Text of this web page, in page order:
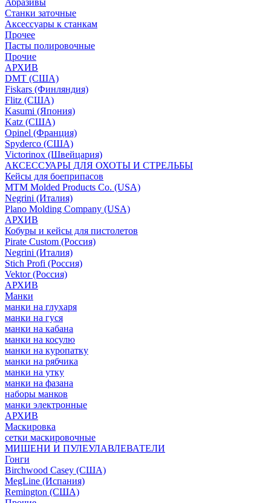
Абразивы
Станки заточные
Аксессуары к станкам
Прочее
Пасты полировочные
Прочие
АРХИВ
DMT (США)
Fiskars (Финляндия)
Flitz (США)
Kasumi (Япония)
Katz (США)
Opinel (Франция)
Spyderco (США)
Victorinox (Швейцария)
АКСЕССУАРЫ ДЛЯ ОХОТЫ И СТРЕЛЬБЫ
Кейсы для боеприпасов
MTM Molded Products Co. (USA)
Negrini (Италия)
Plano Molding Company (USA)
АРХИВ
Кобуры и кейсы для пистолетов
Pirate Custom (Россия)
Negrini (Италия)
Stich Profi (Россия)
Vektor (Россия)
АРХИВ
Манки
манки на глухаря
манки на гуся
манки на кабана
манки на косулю
манки на куропатку
манки на рябчика
манки на утку
манки на фазана
наборы манков
манки электронные
АРХИВ
Маскировка
сетки маскировочные
МИШЕНИ И ПУЛЕУЛАВЛЕВАТЕЛИ
Гонги
Birchwood Casey (США)
MegLine (Испания)
Remington (США)